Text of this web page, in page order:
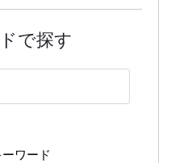
で探す
ワード